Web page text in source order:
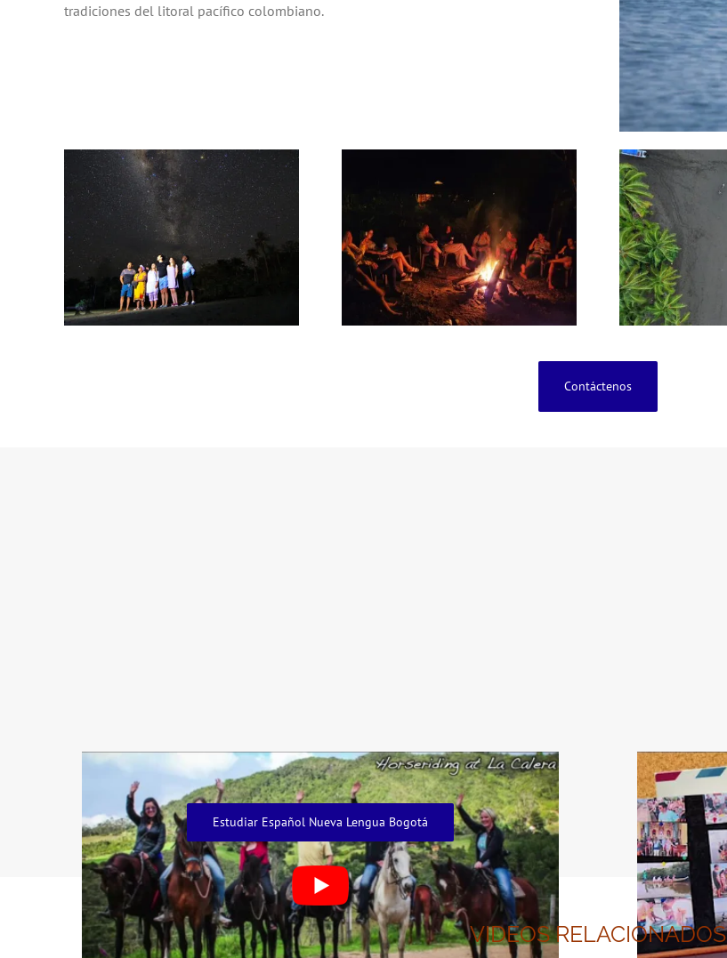
tradiciones del litoral pacífico colombiano.
Contáctenos
Estudiar Español Nueva Lengua Bogotá
VIDEOS RELACIONADOS